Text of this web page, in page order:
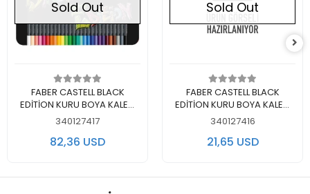
Out of stock
Sold Out
FABER CASTELL BLACK
EDİTİON KURU BOYA KALEM
SETİ 100'LÜ METAL KUTU -
340127417
82,36 USD
Out of stock
Sold Out
FABER CASTELL BLACK
EDİTİON KURU BOYA KALEM
SETİ 36'LI KARTON KUTU -
340127416
21,65 USD